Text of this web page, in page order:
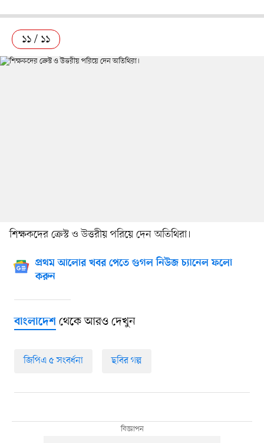
১১ / ১১
শিক্ষকদের ক্রেস্ট ও উত্তরীয় পরিয়ে দেন অতিথিরা।
প্রথম আলোর খবর পেতে গুগল নিউজ চ্যানেল ফলো
করুন
বাংলাদেশথেকে আরও দেখুন
জিপিএ ৫ সংবর্ধনা ছবির গল্প